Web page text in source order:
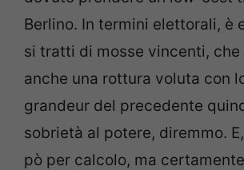
Berlino. In termini elettorali, è
si tratti di mosse vincenti,
anche una rottura voluta con
grandeur del precedente
sobrietà al potere, diremmo.
pò per calcolo, ma